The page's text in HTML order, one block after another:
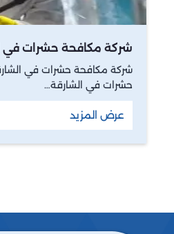
شركة مكافحة حشرات في
شركة مكافحة حشرات في
حشرات في الشارقة…
عرض المزيد